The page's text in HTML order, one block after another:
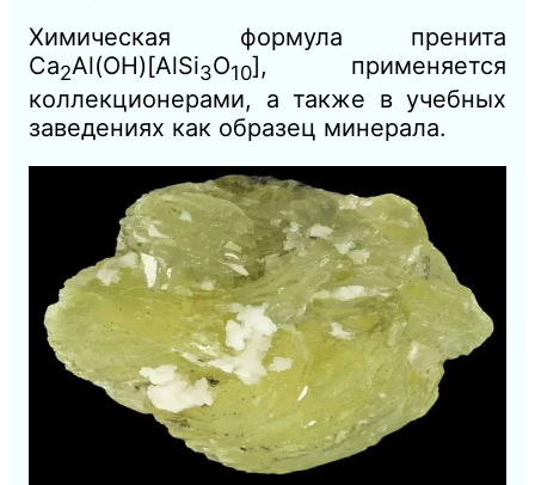
Химическая формула пренита
Ca2Al(OH)[AlSi3O10], применяется
коллекционерами, а также в учебных
заведениях как образец минерала.